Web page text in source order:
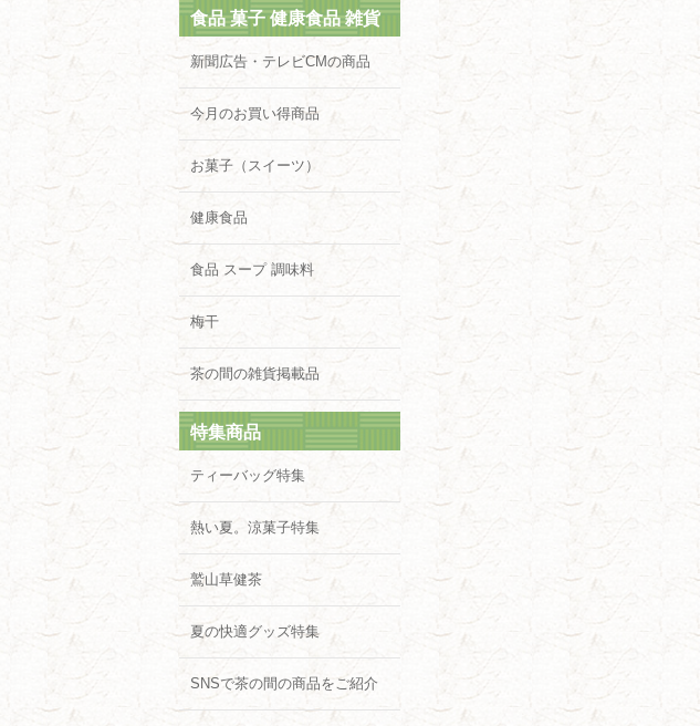
食品 菓子 健康食品 雑貨
新聞広告・テレビCMの商品
今月のお買い得商品
お菓子（スイーツ）
健康食品
食品 スープ 調味料
梅干
茶の間の雑貨掲載品
特集商品
ティーバッグ特集
熱い夏。涼菓子特集
鷲山草健茶
夏の快適グッズ特集
SNSで茶の間の商品をご紹介